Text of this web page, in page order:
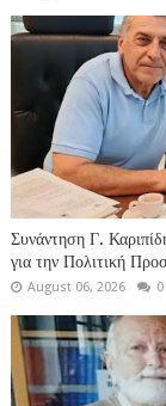
Συνάντηση Γ.
για την Πολιτική
August 06, 2026 0